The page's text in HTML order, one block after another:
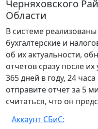
Черняховского
Области
В системе
бухгалтерские и
об их актуальности,
отчетов сразу после
365 дней в году, 24
отправите отчет за 5
считаться, что он
Аккаунт СБиС: